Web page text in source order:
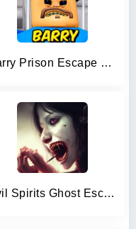
Barry Prison Escape JailBreak
Evil Spirits Ghost Escape Game